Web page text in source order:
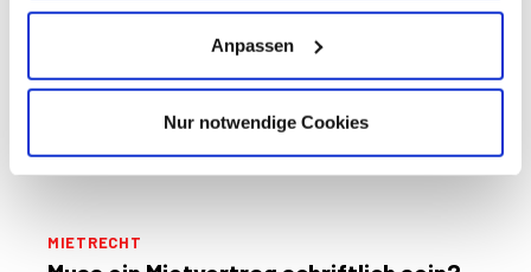
Anpassen
Nur notwendige Cookies
Ein Mietvertrag soll die Rechte und
Pflichten im Mietverhältnis regeln. Doch
immer wieder kommt es zwischen
Schuld daran sind oft unvollständige
oder unwirksame Klauseln.
MIETRECHT